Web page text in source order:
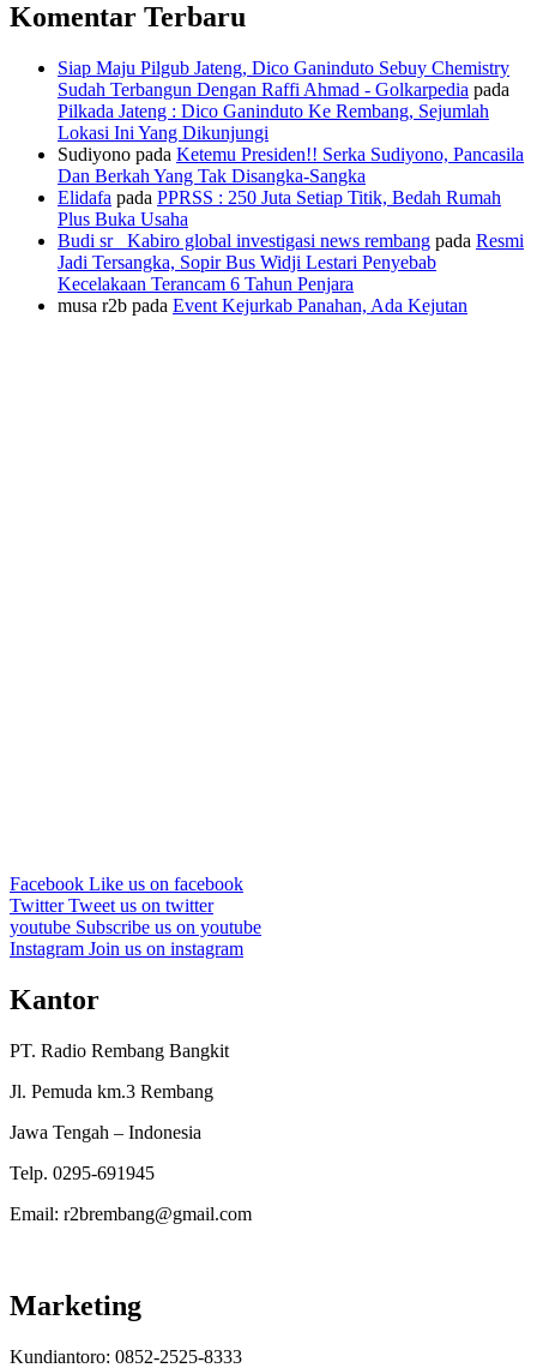
Komentar Terbaru
Siap Maju Pilgub Jateng, Dico Ganinduto Sebuy Chemistry
Sudah Terbangun Dengan Raffi Ahmad - Golkarpedia pada
Pilkada Jateng : Dico Ganinduto Ke Rembang, Sejumlah
Lokasi Ini Yang Dikunjungi
Sudiyono pada Ketemu Presiden!! Serka Sudiyono, Pancasila
Dan Berkah Yang Tak Disangka-Sangka
Elidafa pada PPRSS : 250 Juta Setiap Titik, Bedah Rumah
Plus Buka Usaha
Budi sr_ Kabiro global investigasi news rembang pada Resmi
Jadi Tersangka, Sopir Bus Widji Lestari Penyebab
Kecelakaan Terancam 6 Tahun Penjara
musa r2b pada Event Kejurkab Panahan, Ada Kejutan
Facebook Like us on facebook
TwitterTweet us on twitter
youtube Subscribe us on youtube
Instagram Join us on instagram
Kantor
PT. Radio Rembang Bangkit
Jl. Pemuda km.3 Rembang
Jawa Tengah – Indonesia
Telp. 0295-691945
Email: r2brembang@gmail.com
Marketing
Kundiantoro: 0852-2525-8333